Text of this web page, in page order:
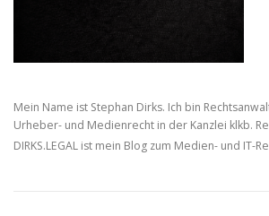
Mein Name ist Stephan Dirks. Ich bin
Urheber- und Medienrecht in der Kanzlei klkb.
DIRKS.LEGAL ist mein Blog zum Medien- und IT-